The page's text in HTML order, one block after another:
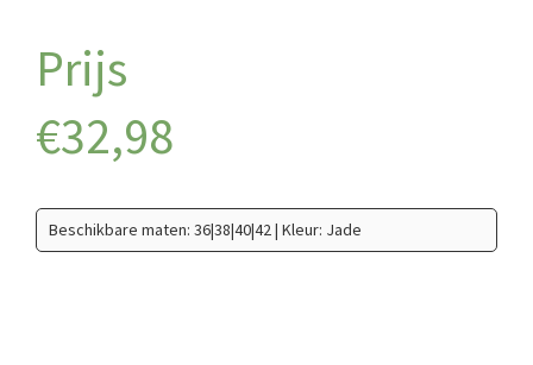
€32,98
Beschikbare maten: 36|38|40|42 | Kleur: Jade